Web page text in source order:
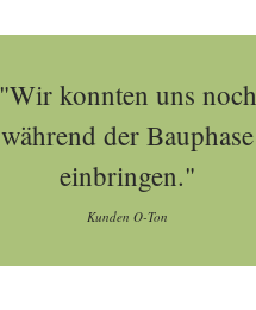
"Wir konnten uns noch
während der Bauphase
einbringen."
Kunden O-Ton